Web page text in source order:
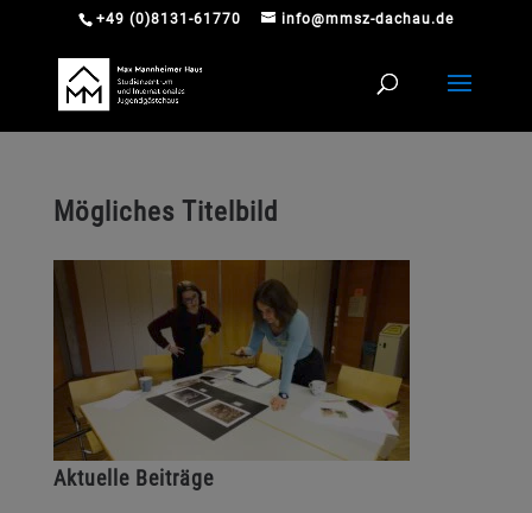
+49 (0)8131-61770 info@mmsz-dachau.de
Mögliches Titelbild
Aktuelle Beiträge